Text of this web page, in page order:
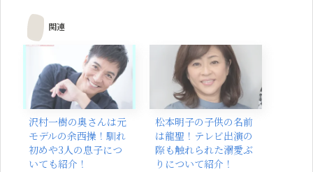
関連
沢村一樹の奥さんは元
モデルの余西操！馴れ
初めや3人の息子につ
いても紹介！
松本明子の子供の名前
は龍聖！テレビ出演の
際も触れられた溺愛ぶ
りについて紹介！